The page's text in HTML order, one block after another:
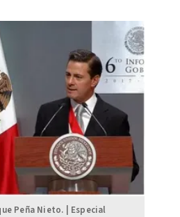
Peña Nieto. | Especial